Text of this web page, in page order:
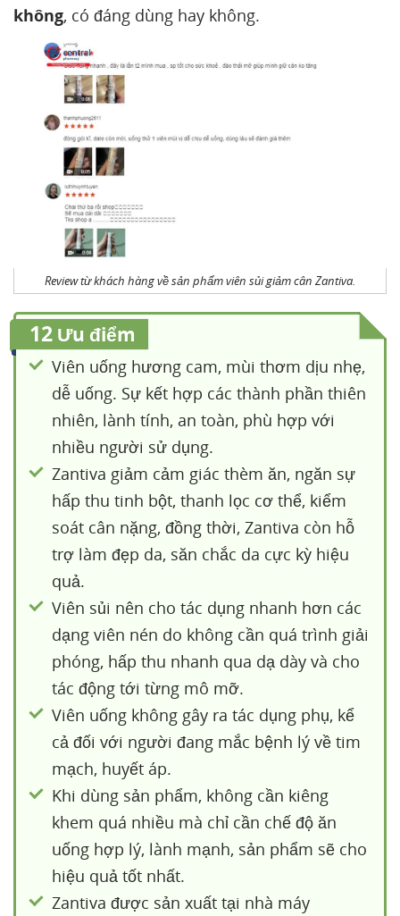
không, có đáng dùng hay không.
Review từ khách hàng về sản phẩm viên sủi giảm cân Zantiva.
12 Ưu điểm
Viên uống hương cam, mùi thơm dịu nhẹ,
dễ uống. Sự kết hợp các thành phần thiên
nhiên, lành tính, an toàn, phù hợp với
nhiều người sử dụng.
Zantiva giảm cảm giác thèm ăn, ngăn sự
hấp thu tinh bột, thanh lọc cơ thể, kiểm
soát cân nặng, đồng thời, Zantiva còn hỗ
trợ làm đẹp da, săn chắc da cực kỳ hiệu
quả.
Viên sủi nên cho tác dụng nhanh hơn các
dạng viên nén do không cần quá trình giải
phóng, hấp thu nhanh qua dạ dày và cho
tác động tới từng mô mỡ.
Viên uống không gây ra tác dụng phụ, kể
cả đối với người đang mắc bệnh lý về tim
mạch, huyết áp.
Khi dùng sản phẩm, không cần kiêng
khem quá nhiều mà chỉ cần chế độ ăn
uống hợp lý, lành mạnh, sản phẩm sẽ cho
hiệu quả tốt nhất.
Zantiva được sản xuất tại nhà máy